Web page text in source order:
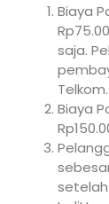
Biaya
saja.
Telkom.
Biaya
setelah